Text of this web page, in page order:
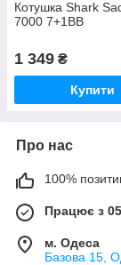
Котушка Shark
7000 7+1ВВ
1 349 ₴
Купити
Про нас
100%
Працює з
м. Одеса
Базова 15,